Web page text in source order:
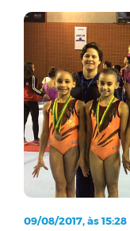
09/08/2017, às 15:28